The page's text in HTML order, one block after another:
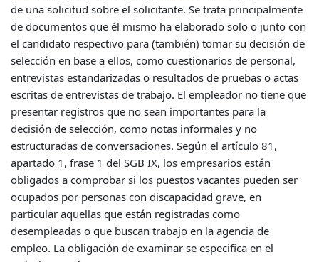
de una solicitud sobre el solicitante. Se trata principalmente
de documentos que él mismo ha elaborado solo o junto con
el candidato respectivo para (también) tomar su decisión de
selección en base a ellos, como cuestionarios de personal,
entrevistas estandarizadas o resultados de pruebas o actas
escritas de entrevistas de trabajo. El empleador no tiene que
presentar registros que no sean importantes para la
decisión de selección, como notas informales y no
estructuradas de conversaciones. Según el artículo 81,
apartado 1, frase 1 del SGB IX, los empresarios están
obligados a comprobar si los puestos vacantes pueden ser
ocupados por personas con discapacidad grave, en
particular aquellas que están registradas como
desempleadas o que buscan trabajo en la agencia de
empleo. La obligación de examinar se especifica en el